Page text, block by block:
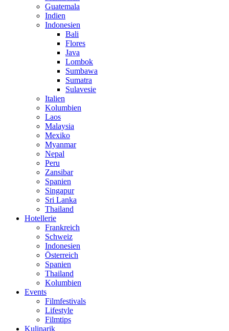
Guatemala
Indien
Indonesien
Bali
Flores
Java
Lombok
Sumbawa
Sumatra
Sulavesie
Italien
Kolumbien
Laos
Malaysia
Mexiko
Myanmar
Nepal
Peru
Zansibar
Spanien
Singapur
Sri Lanka
Thailand
Hotellerie
Frankreich
Schweiz
Indonesien
Österreich
Spanien
Thailand
Kolumbien
Events
Filmfestivals
Lifestyle
Filmtips
Kulinarik